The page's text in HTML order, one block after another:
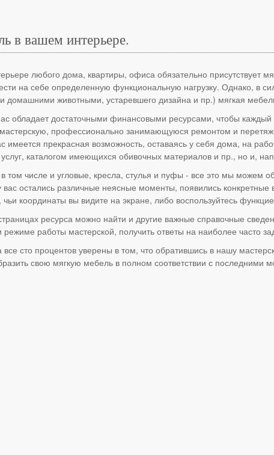
в вашем интерьере.
любого дома, квартиры, офиса обязательно присутствует
на себе определенную функциональную нагрузку. Однако, в
домашними животными, устаревшего дизайна и пр.) мягкая
обладает достаточными финансовыми ресурсами, чтобы
профессионально занимающуюся ремонтом и
имеется прекрасная возможность, оставаясь у себя дома, на
каталогом имеющихся обивочных материалов и пр., но и,
том числе и угловые, кресла, стулья и пуфы - все это мы можем
остались различные неясные моменты, появились
координаты вы видите на экране, либо воспользуйтесь
ресурса можно найти и другие важные справочные
работы мастерской, получить ответы на наиболее часто
сто процентов уверены в том, что обратившись в нашу
свою мягкую мебель в полном соответствии с